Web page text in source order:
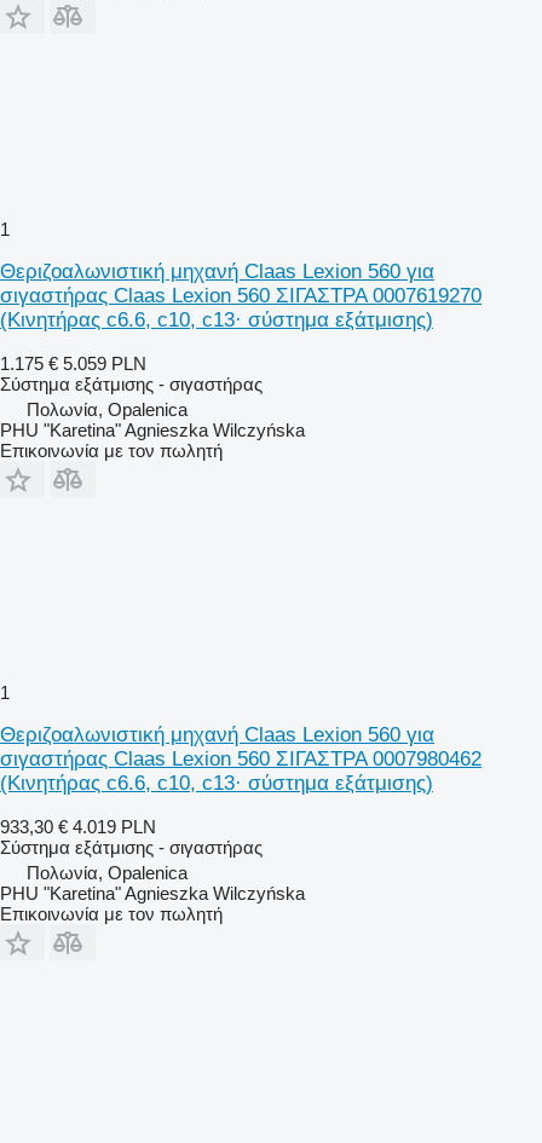
1
Θεριζοαλωνιστική μηχανή Claas Lexion 560 για
σιγαστήρας Claas Lexion 560 ΣΙΓΑΣΤΡΑ 0007619270
(Κινητήρας c6.6, c10, c13· σύστημα εξάτμισης)
1.175 € 5.059 PLN
Σύστημα εξάτμισης - σιγαστήρας
Πολωνία, Opalenica
PHU "Karetina" Agnieszka Wilczyńska
Επικοινωνία με τον πωλητή
1
Θεριζοαλωνιστική μηχανή Claas Lexion 560 για
σιγαστήρας Claas Lexion 560 ΣΙΓΑΣΤΡΑ 0007980462
(Κινητήρας c6.6, c10, c13· σύστημα εξάτμισης)
933,30 € 4.019 PLN
Σύστημα εξάτμισης - σιγαστήρας
Πολωνία, Opalenica
PHU "Karetina" Agnieszka Wilczyńska
Επικοινωνία με τον πωλητή